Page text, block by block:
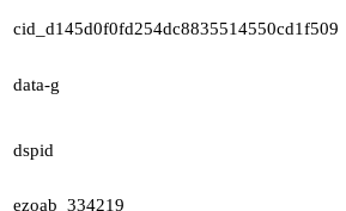
cid_d145d0f0fd254dc8835514550cd1f509
data-g
dspid
ezoab_334219